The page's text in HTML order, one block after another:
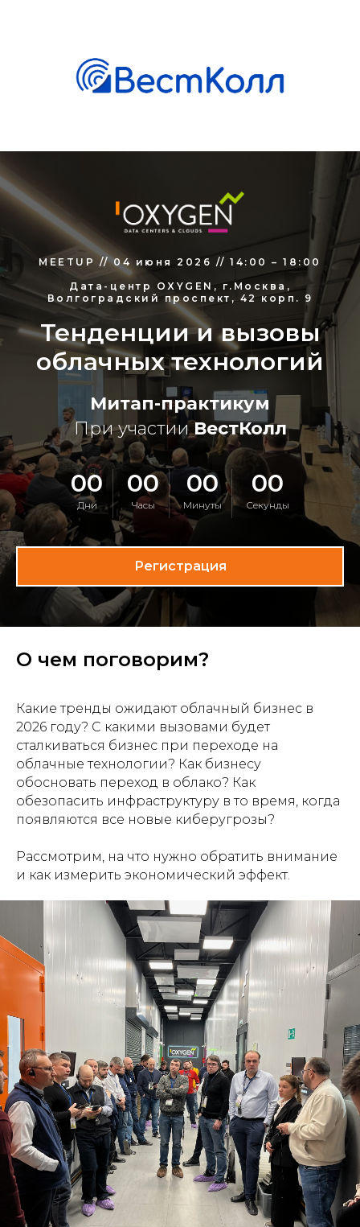
MEETUP // 04 июня 2026 // 14:00 – 18:00
Дата-центр OXYGEN, г.Москва,
Волгоградский проспект, 42 корп. 9
Тенденции и вызовы
облачных технологий
Митап-практикум
При участииВестКолл
00
Дни
00
Часы
00
Минуты
00
Секунды
Регистрация
О чем поговорим?
Какие тренды ожидают облачный бизнес в
2026 году? С какими вызовами будет
сталкиваться бизнес при переходе на
облачные технологии? Как бизнесу
обосновать переход в облако? Как
обезопасить инфраструктуру в то время, когда
появляются все новые киберугрозы?
Рассмотрим, на что нужно обратить внимание
и как измерить экономический эффект.